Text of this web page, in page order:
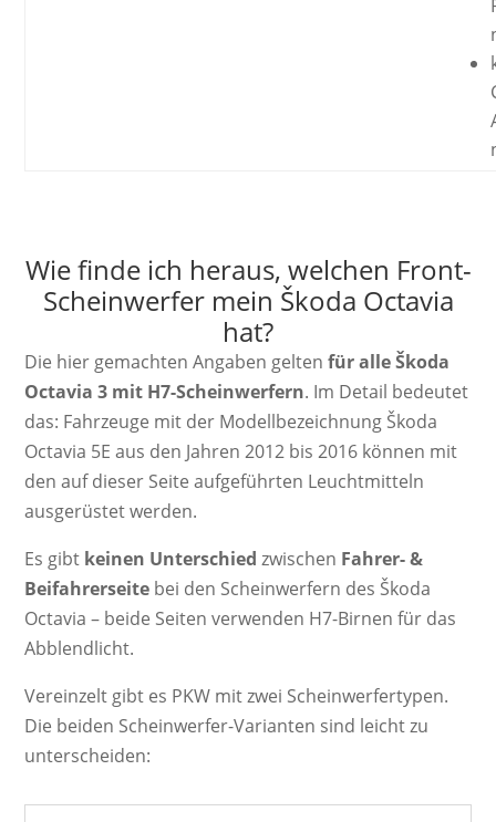
Wie finde ich heraus, welchen Front-
Scheinwerfer mein Škoda Octavia
hat?
Die hier gemachten Angaben gelten für alle Škoda
Octavia 3 mit H7-Scheinwerfern. Im Detail bedeutet
das: Fahrzeuge mit der Modellbezeichnung Škoda
Octavia 5E aus den Jahren 2012 bis 2016 können mit
den auf dieser Seite aufgeführten Leuchtmitteln
ausgerüstet werden.
Es gibt keinen Unterschied zwischen Fahrer- &
Beifahrerseitebei den Scheinwerfern des Škoda
Octavia – beide Seiten verwenden H7-Birnen für das
Abblendlicht.
Vereinzelt gibt es PKW mit zwei Scheinwerfertypen.
Die beiden Scheinwerfer-Varianten sind leicht zu
unterscheiden: